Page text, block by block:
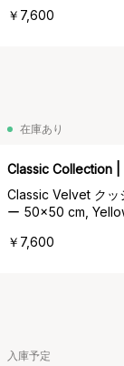
￥7,600
在庫あり
Classic Collection |
Classic Velvet クッ
ー 50x50 cm,
￥7,600
入庫予定